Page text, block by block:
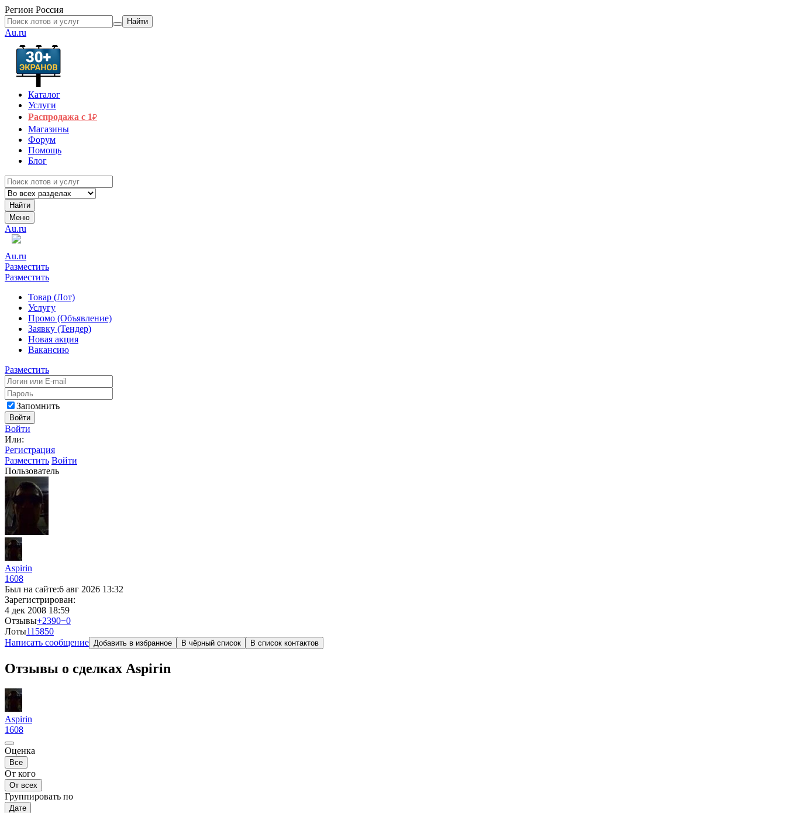
Регион Россия
Найти
Au.ru
Каталог
Услуги
Распродажа с 1₽
Магазины
Форум
Помощь
Блог
Найти
Меню
Au.ru
Au.ru
Разместить
Разместить
Товар (Лот)
Услугу
Промо (Объявление)
Заявку (Тендер)
Новая акция
Вакансию
Разместить
Запомнить
Войти
Войти
Или:
Регистрация
Разместить Войти
Пользователь
Aspirin
1608
Был на сайте:6 авг 2026 13:32
Зарегистрирован:
4 дек 2008 18:59
Отзывы+2390−0
Лоты115850
Написать сообщение Добавить в избранное В чёрный список В список контактов
Отзывы о сделках Aspirin
Aspirin
1608
Оценка
Все
От кого
От всех
Группировать по
Дате